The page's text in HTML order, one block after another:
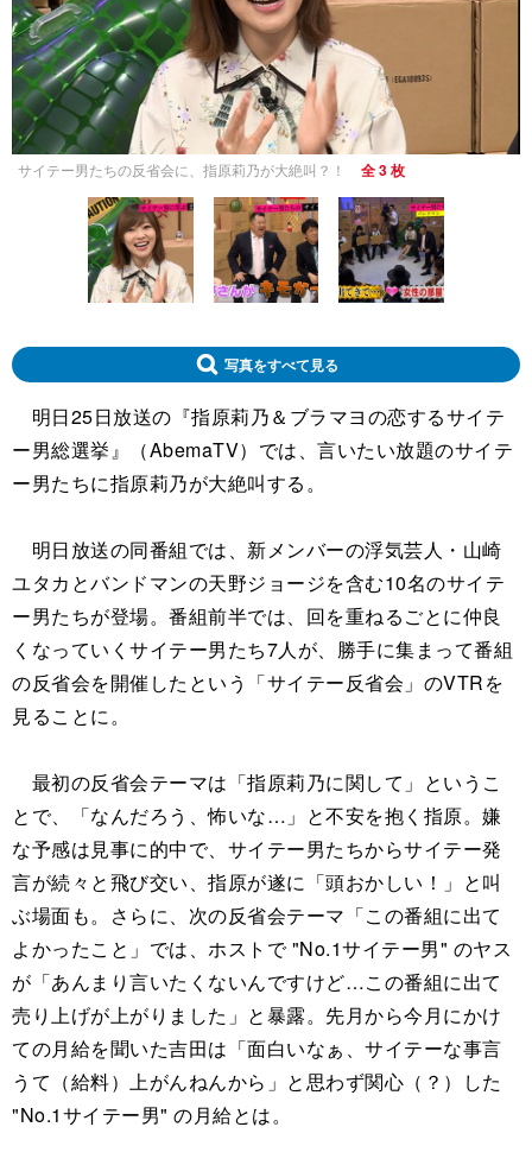
サイテー男たちの反省会に、指原莉乃が大絶叫？！ 全 3 枚
写真をすべて見る
明日25日放送の『指原莉乃＆ブラマヨの恋するサイテ
ー男総選挙』（AbemaTV）では、言いたい放題のサイテ
ー男たちに指原莉乃が大絶叫する。
明日放送の同番組では、新メンバーの浮気芸人・山崎
ユタカとバンドマンの天野ジョージを含む10名のサイテ
ー男たちが登場。番組前半では、回を重ねるごとに仲良
くなっていくサイテー男たち7人が、勝手に集まって番組
の反省会を開催したという「サイテー反省会」のVTRを
見ることに。
最初の反省会テーマは「指原莉乃に関して」というこ
とで、「なんだろう、怖いな…」と不安を抱く指原。嫌
な予感は見事に的中で、サイテー男たちからサイテー発
言が続々と飛び交い、指原が遂に「頭おかしい！」と叫
ぶ場面も。さらに、次の反省会テーマ「この番組に出て
よかったこと」では、ホストで "No.1サイテー男" のヤス
が「あんまり言いたくないんですけど…この番組に出て
売り上げが上がりました」と暴露。先月から今月にかけ
ての月給を聞いた吉田は「面白いなぁ、サイテーな事言
うて（給料）上がんねんから」と思わず関心（？）した
"No.1サイテー男" の月給とは。